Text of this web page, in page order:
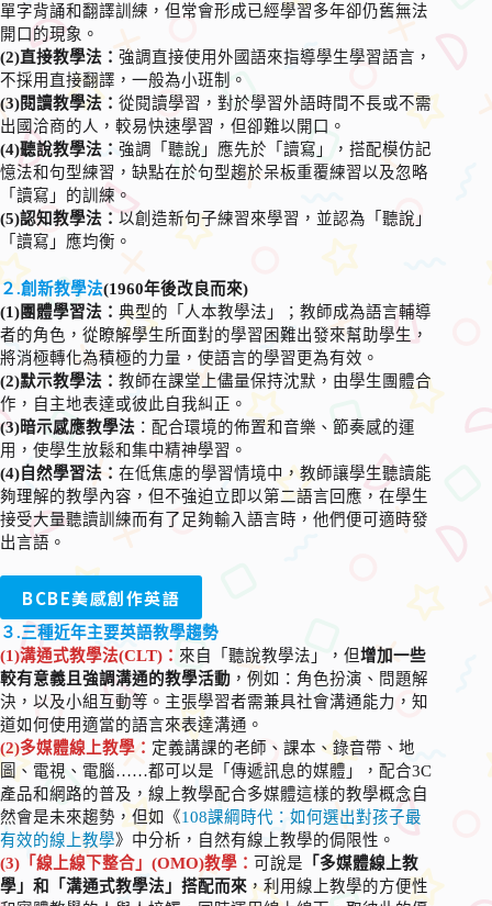
單字背誦和翻譯訓練，但常會形成已經學習多年卻仍舊無法
開口的現象。
(2)直接教學法： 強調直接使用外國語來指導學生學習語言，
不採用直接翻譯，一般為小班制。
(3)閱讀教學法： 從閱讀學習，對於學習外語時間不長或不需
出國洽商的人，較易快速學習，但卻難以開口。
(4)聽說教學法： 強調「聽說」應先於「讀寫」，搭配模仿記
憶法和句型練習，缺點在於句型趨於呆板重覆練習以及忽略
「讀寫」的訓練。
(5)認知教學法： 以創造新句子練習來學習，並認為「聽說」
「讀寫」應均衡。
２.創新教學法(1960年後改良而來)
(1)團體學習法： 典型的「人本教學法」；教師成為語言輔導
者的角色，從瞭解學生所面對的學習困難出發來幫助學生，
將消極轉化為積極的力量，使語言的學習更為有效。
(2)默示教學法： 教師在課堂上儘量保持沈默，由學生團體合
作，自主地表達或彼此自我糾正。
(3)暗示感應教學法 ：配合環境的佈置和音樂、節奏感的運
用，使學生放鬆和集中精神學習。
(4)自然學習法： 在低焦慮的學習情境中，教師讓學生聽讀能
夠理解的教學內容，但不強迫立即以第二語言回應，在學生
接受大量聽讀訓練而有了足夠輸入語言時，他們便可適時發
出言語。
BCBE美感創作英語
３.三種近年主要英語教學趨勢
(1)溝通式教學法(CLT)： 來自「聽說教學法」，但增加一些
較有意義且強調溝通的教學活動 ，例如：角色扮演、問題解
決，以及小組互動等。主張學習者需兼具社會溝通能力，知
道如何使用適當的語言來表達溝通。
(2)多媒體線上教學： 定義講課的老師、課本、錄音帶、地
圖、電視、電腦……都可以是「傳遞訊息的媒體」，配合3C
產品和網路的普及，線上教學配合多媒體這樣的教學概念自
然會是未來趨勢，但如《108課綱時代：如何選出對孩子最
有效的線上教學》中分析，自然有線上教學的侷限性。
(3)「線上線下整合」(OMO)教學： 可說是 「多媒體線上教
學」和「溝通式教學法」搭配而來 ，利用線上教學的方便性